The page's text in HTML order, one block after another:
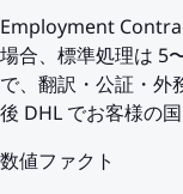
Employment
場合、標準処理は 5
で、翻訳・公証・
後 DHL でお客様の
数値ファクト